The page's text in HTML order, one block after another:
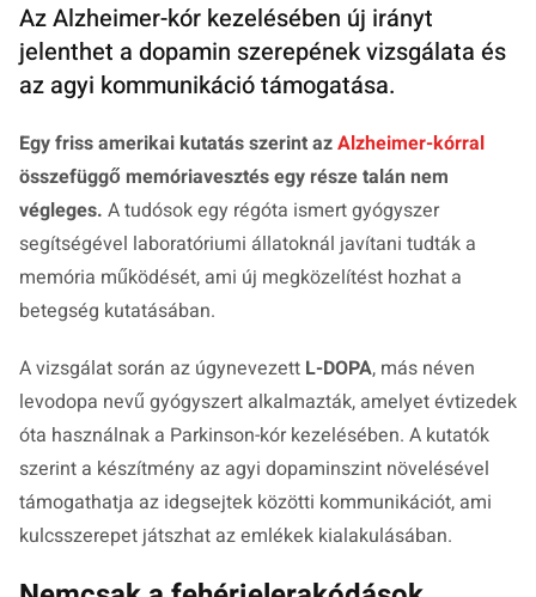
Az Alzheimer-kór kezelésében új irányt
jelenthet a dopamin szerepének vizsgálata és
az agyi kommunikáció támogatása.
Egy friss amerikai kutatás szerint azAlzheimer-kórral
összefüggő memóriavesztés egy része talán nem
végleges. A tudósok egy régóta ismert gyógyszer
segítségével laboratóriumi állatoknál javítani tudták a
memória működését, ami új megközelítést hozhat a
betegség kutatásában.
A vizsgálat során az úgynevezett L-DOPA, más néven
levodopa nevű gyógyszert alkalmazták, amelyet évtizedek
óta használnak a Parkinson-kór kezelésében. A kutatók
szerint a készítmény az agyi dopaminszint növelésével
támogathatja az idegsejtek közötti kommunikációt, ami
kulcsszerepet játszhat az emlékek kialakulásában.